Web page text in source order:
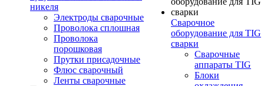
никеля
Электроды сварочные
Проволока сплошная
Проволока
порошковая
Прутки присадочные
Флюс сварочный
Ленты сварочные
Сварочное
оборудование для TIG
сварки
Сварочные
аппараты TIG
Блоки